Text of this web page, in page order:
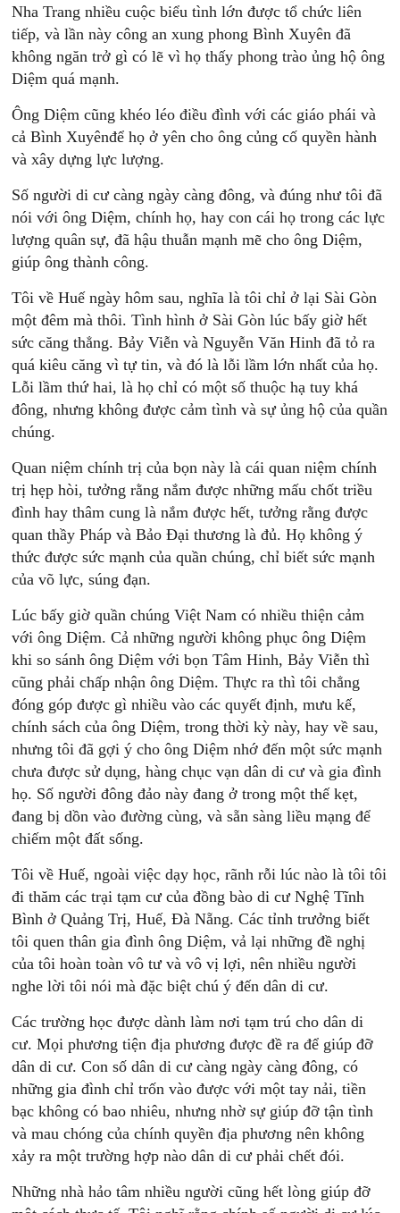
Nha Trang nhiều cuộc biểu tình lớn được tổ chức liên
tiếp, và lần này công an xung phong Bình Xuyên đã
không ngăn trở gì có lẽ vì họ thấy phong trào ủng hộ ông
Diệm quá mạnh.
Ông Diệm cũng khéo léo điều đình với các giáo phái và
cả Bình Xuyênđể họ ở yên cho ông củng cố quyền hành
và xây dựng lực lượng.
Số người di cư càng ngày càng đông, và đúng như tôi đã
nói với ông Diệm, chính họ, hay con cái họ trong các lực
lượng quân sự, đã hậu thuẫn mạnh mẽ cho ông Diệm,
giúp ông thành công.
Tôi về Huế ngày hôm sau, nghĩa là tôi chỉ ở lại Sài Gòn
một đêm mà thôi. Tình hình ở Sài Gòn lúc bấy giờ hết
sức căng thẳng. Bảy Viễn và Nguyễn Văn Hinh đã tỏ ra
quá kiêu căng vì tự tin, và đó là lỗi lầm lớn nhất của họ.
Lỗi lầm thứ hai, là họ chỉ có một số thuộc hạ tuy khá
đông, nhưng không được cảm tình và sự ủng hộ của quần
chúng.
Quan niệm chính trị của bọn này là cái quan niệm chính
trị hẹp hòi, tưởng rằng nắm được những mấu chốt triều
đình hay thâm cung là nắm được hết, tưởng rằng được
quan thầy Pháp và Bảo Đại thương là đủ. Họ không ý
thức được sức mạnh của quần chúng, chỉ biết sức mạnh
của võ lực, súng đạn.
Lúc bấy giờ quần chúng Việt Nam có nhiều thiện cảm
với ông Diệm. Cả những người không phục ông Diệm
khi so sánh ông Diệm với bọn Tâm Hinh, Bảy Viễn thì
cũng phải chấp nhận ông Diệm. Thực ra thì tôi chẳng
đóng góp được gì nhiều vào các quyết định, mưu kế,
chính sách của ông Diệm, trong thời kỳ này, hay về sau,
nhưng tôi đã gợi ý cho ông Diệm nhớ đến một sức mạnh
chưa được sử dụng, hàng chục vạn dân di cư và gia đình
họ. Số người đông đảo này đang ở trong một thế kẹt,
đang bị dồn vào đường cùng, và sẵn sàng liều mạng để
chiếm một đất sống.
Tôi về Huế, ngoài việc dạy học, rãnh rỗi lúc nào là tôi tôi
đi thăm các trại tạm cư của đồng bào di cư Nghệ Tĩnh
Bình ở Quảng Trị, Huế, Đà Nẵng. Các tỉnh trưởng biết
tôi quen thân gia đình ông Diệm, vả lại những đề nghị
của tôi hoàn toàn vô tư và vô vị lợi, nên nhiều người
nghe lời tôi nói mà đặc biệt chú ý đến dân di cư.
Các trường học được dành làm nơi tạm trú cho dân di
cư. Mọi phương tiện địa phương được đề ra để giúp đỡ
dân di cư. Con số dân di cư càng ngày càng đông, có
những gia đình chỉ trốn vào được với một tay nải, tiền
bạc không có bao nhiêu, nhưng nhờ sự giúp đỡ tận tình
và mau chóng của chính quyền địa phương nên không
xảy ra một trường hợp nào dân di cư phải chết đói.
Những nhà hảo tâm nhiều người cũng hết lòng giúp đỡ